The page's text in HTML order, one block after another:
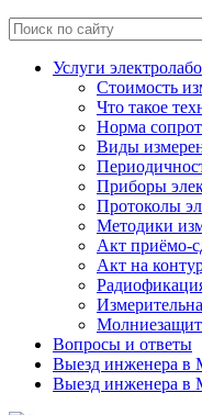
Услуги
Стоимость
Что такое
Норма
Виды
Приборы
Протоколы
Методики
Акт приёмо-
Акт на
Вопросы и ответы
Выезд инженера в
Выезд инженера в